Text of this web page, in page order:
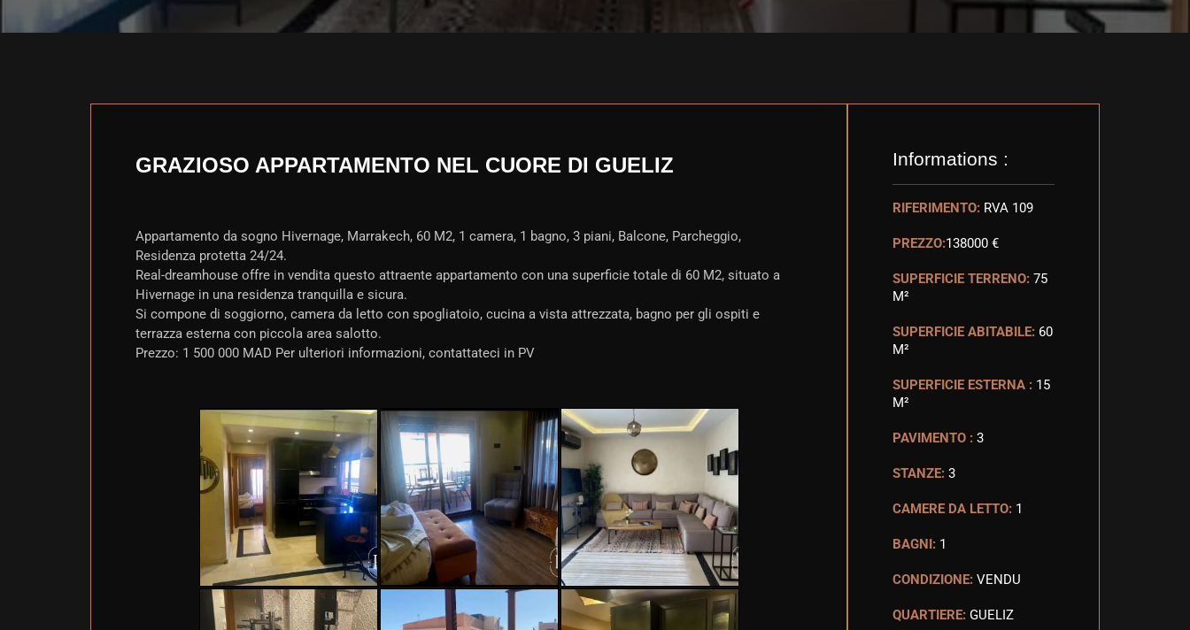
GRAZIOSO APPARTAMENTO NEL CUORE DI GUELIZ
Appartamento da sogno Hivernage, Marrakech, 60 M2, 1 camera, 1 bagno, 3 piani, Balcone, Parcheggio,
Residenza protetta 24/24.
Real-dreamhouse offre in vendita questo attraente appartamento con una superficie totale di 60 M2, situato a
Hivernage in una residenza tranquilla e sicura.
Si compone di soggiorno, camera da letto con spogliatoio, cucina a vista attrezzata, bagno per gli ospiti e
terrazza esterna con piccola area salotto.
Prezzo: 1 500 000 MAD Per ulteriori informazioni, contattateci in PV
Informations :
RIFERIMENTO: RVA 109
PREZZO:138000 €
SUPERFICIE TERRENO: 75
M²
SUPERFICIE ABITABILE: 60
M²
SUPERFICIE ESTERNA : 15
M²
PAVIMENTO : 3
STANZE: 3
CAMERE DA LETTO: 1
BAGNI: 1
CONDIZIONE: VENDU
QUARTIERE: GUELIZ